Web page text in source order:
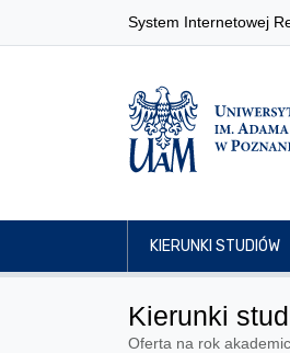
System Internetowej
KIERUNKI STUDIÓW
Kierunki
Oferta na rok